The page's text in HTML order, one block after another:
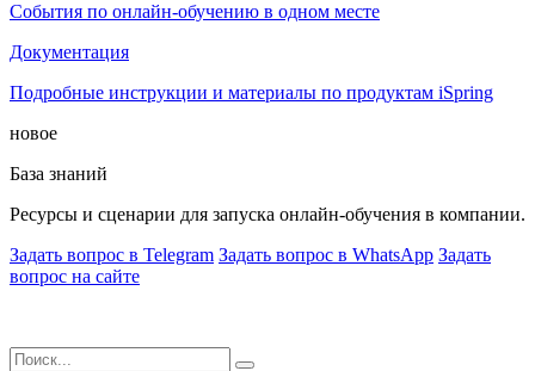
События по онлайн-обучению в одном месте
Документация
Подробные инструкции и материалы по продуктам iSpring
новое
База знаний
Ресурсы и сценарии для запуска онлайн-обучения в компании.
Задать вопрос в Telegram Задать вопрос в WhatsApp Задать
вопрос на сайте